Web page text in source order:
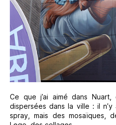
Ce que j’ai aimé dans
dispersées dans la ville : il
spray, mais des mosaïques,